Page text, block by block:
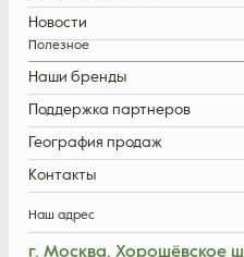
Новости
Полезное
Наши бренды
Поддержка партнеров
География продаж
Контакты
Наш адрес
г. Москва, Хорошёвское